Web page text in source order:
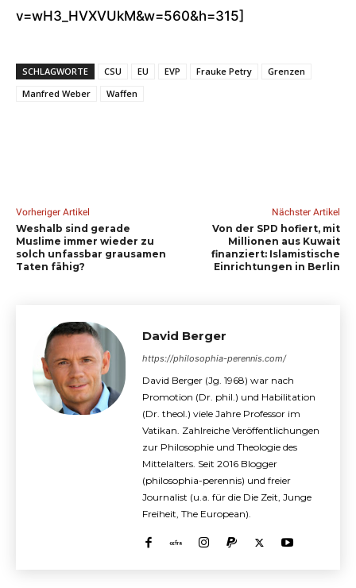
v=wH3_HVXVUkM&w=560&h=315]
SCHLAGWORTE CSU EU EVP Frauke Petry
Grenzen
Manfred Weber
Waffen
Vorheriger Artikel
Weshalb sind gerade
Muslime immer wieder zu
solch unfassbar grausamen
Taten fähig?
Nächster Artikel
Von der SPD hofiert, mit
Millionen aus Kuwait
finanziert: Islamistische
Einrichtungen in Berlin
David Berger
https://philosophia-perennis.com/
David Berger (Jg. 1968) war nach
Promotion (Dr. phil.) und Habilitation
(Dr. theol.) viele Jahre Professor im
Vatikan. Zahlreiche Veröffentlichungen
zur Philosophie und Theologie des
Mittelalters. Seit 2016 Blogger
(philosophia-perennis) und freier
Journalist (u.a. für die Die Zeit, Junge
Freiheit, The European).